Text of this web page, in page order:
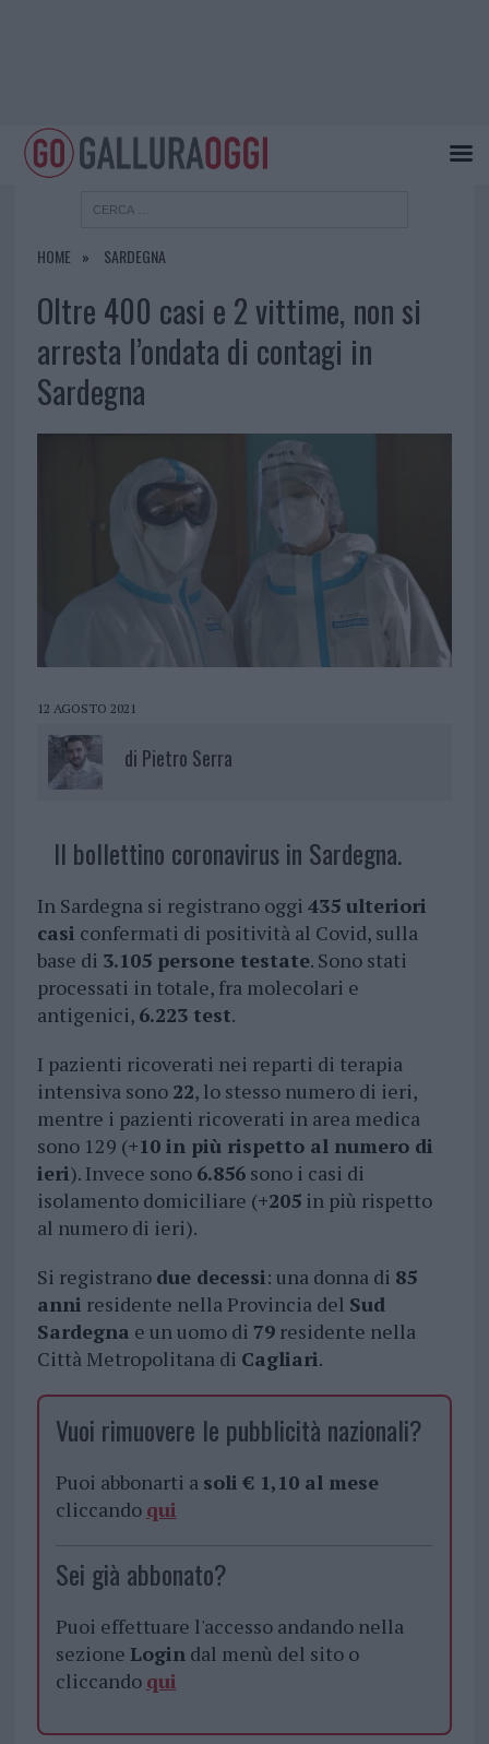
HOME SARDEGNA
Oltre 400 casi e 2 vittime, non si
arresta l’ondata di contagi in
Sardegna
12 AGOSTO 2021
di Pietro Serra
Il bollettino coronavirus in Sardegna.
In Sardegna si registrano oggi 435 ulteriori
casi confermati di positività al Covid, sulla
base di 3.105 persone testate. Sono stati
processati in totale, fra molecolari e
antigenici, 6.223 test.
I pazienti ricoverati nei reparti di terapia
intensiva sono 22, lo stesso numero di ieri,
mentre i pazienti ricoverati in area medica
sono 129 (+10 in più rispetto al numero di
ieri). Invece sono 6.856sono i casi di
isolamento domiciliare (+205in più rispetto
al numero di ieri).
Si registrano due decessi: una donna di 85
anni residente nella Provincia del Sud
Sardegna e un uomo di 79residente nella
Città Metropolitana di Cagliari.
Vuoi rimuovere le pubblicità nazionali?
Puoi abbonarti a soli € 1,10 al mese
cliccando qui
Sei già abbonato?
Puoi effettuare l'accesso andando nella
sezione Logindal menù del sito o
cliccando qui